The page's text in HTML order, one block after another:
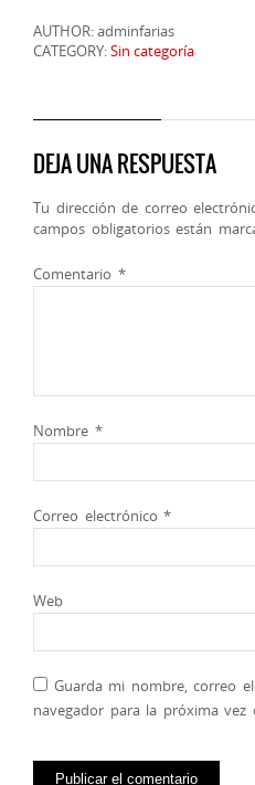
AUTHOR: adminfarias
CATEGORY:Sin categoría
DEJA UNA RESPUESTA
Tu dirección de correo
campos obligatorios están
Comentario *
Nombre *
Correo electrónico*
Web
Guarda mi nombre, correo
navegador para la próxima vez